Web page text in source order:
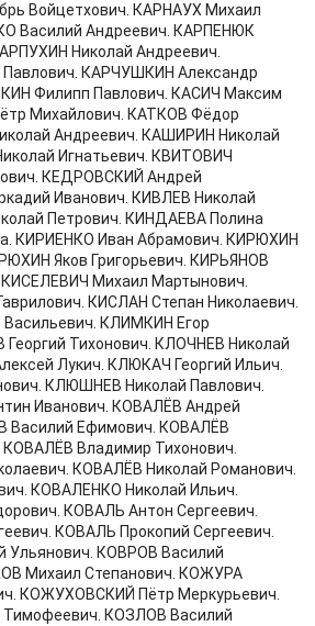
Войцетхович. КАРНАУХ Михаил
Василий Андреевич. КАРПЕНЮК
Николай Андреевич.
КАРЧУШКИН Александр
Филипп Павлович. КАСИЧ Максим
Михайлович. КАТКОВ Фёдор
Андреевич. КАШИРИН Николай
Игнатьевич. КВИТОВИЧ
КЕДРОВСКИЙ Андрей
Иванович. КИВЛЕВ Николай
Петрович. КИНДАЕВА Полина
КИРИЕНКО Иван Абрамович. КИРЮХИН
Яков Григорьевич. КИРЬЯНОВ
КИСЕЛЕВИЧ Михаил Мартынович.
КИСЛАН Степан Николаевич.
КЛИМКИН Егор
Тихонович. КЛОЧНЕВ Николай
Лукич. КЛЮКАЧ Георгий Ильич.
КЛЮШНЕВ Николай Павлович.
Иванович. КОВАЛЁВ Андрей
Василий Ефимович. КОВАЛЁВ
КОВАЛЁВ Владимир Тихонович.
КОВАЛЁВ Николай Романович.
КОВАЛЕНКО Николай Ильич.
КОВАЛЬ Антон Сергеевич.
КОВАЛЬ Прокопий Сергеевич.
Ульянович. КОВРОВ Василий
Михаил Степанович. КОЖУРА
КОЖУХОВСКИЙ Пётр Меркурьевич.
КОЗЛОВ Василий